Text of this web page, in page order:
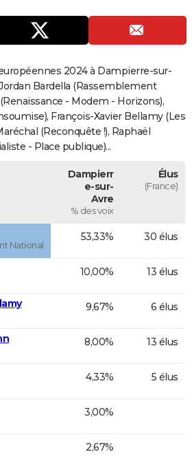
2024 à Dampierre-sur-
Bardella (Rassemblement
- Modem - Horizons),
François-Xavier Bellamy (Les
(Reconquête !), Raphaël
- Place publique)...
Dampierr
e-sur-
Avre
% des voix
Élus
(France)
National
53,33% 30 élus
10,00% 13 élus
9,67% 6 élus
8,00% 13 élus
4,33% 5 élus
3,00%
2,67%